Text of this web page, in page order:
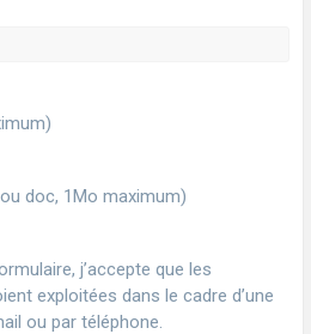
doc, 1Mo maximum)
j’accepte que les
exploitées dans le cadre d’une
ou par téléphone.